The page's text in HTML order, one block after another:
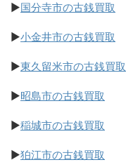
▶国分寺市の古銭買取
▶小金井市の古銭買取
▶東久留米市の古銭買取
▶昭島市の古銭買取
▶稲城市の古銭買取
▶狛江市の古銭買取